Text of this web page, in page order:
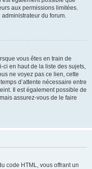
aux permissions limitées.
administrateur du forum.
vous êtes en train de
ci en haut de la liste des sujets,
ne voyez pas ce lien, cette
d’attente nécessaire entre
Il est également possible de
assurez-vous de le faire
code HTML, vous offrant un